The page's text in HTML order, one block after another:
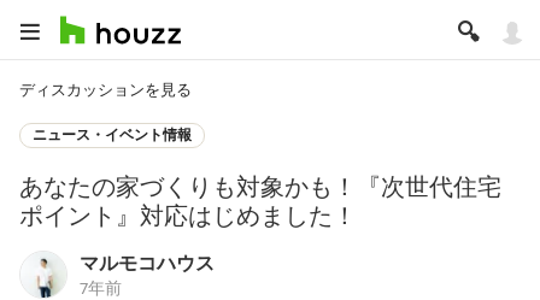
ディスカッションを見る
ニュース・イベント情報
あなたの家づくりも対象かも！『次世代住宅
ポイント』対応はじめました！
マルモコハウス
7年前